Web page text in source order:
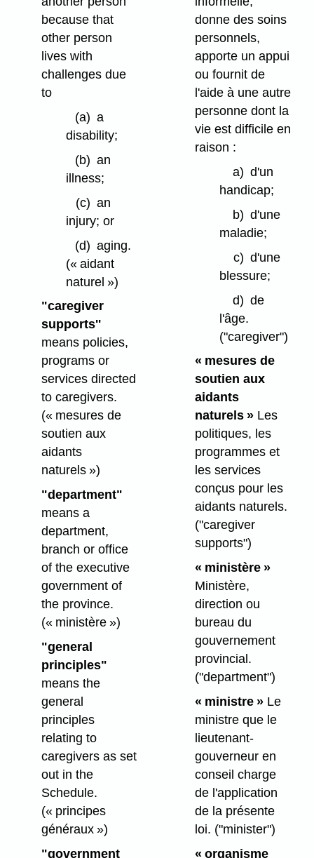
because that
other person
lives with
challenges due
to
(a) a
disability;
(b) an
illness;
(c) an
injury; or
(d) aging.
(« aidant
naturel »)
"caregiver
supports''
means policies,
programs or
services directed
to caregivers.
(« mesures de
soutien aux
aidants
naturels »)
"department"
means a
department,
branch or office
of the executive
government of
the province.
(« ministère »)
"general
principles"
means the
general
principles
relating to
caregivers as set
out in the
Schedule.
(« principes
généraux »)
"government
donne des soins
personnels,
apporte un appui
ou fournit de
l'aide à une autre
personne dont la
vie est difficile en
raison :
a) d'un
handicap;
b) d'une
maladie;
c) d'une
blessure;
d) de
l'âge.
("caregiver")
« mesures de
soutien aux
aidants
naturels »Les
politiques, les
programmes et
les services
conçus pour les
aidants naturels.
("caregiver
supports")
« ministère »
Ministère,
direction ou
bureau du
gouvernement
provincial.
("department")
« ministre » Le
ministre que le
lieutenant-
gouverneur en
conseil charge
de l'application
de la présente
loi. ("minister")
« organisme